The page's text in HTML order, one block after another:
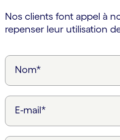
Nos clients font appel à
repenser leur utilisation
Nom*
E-mail*